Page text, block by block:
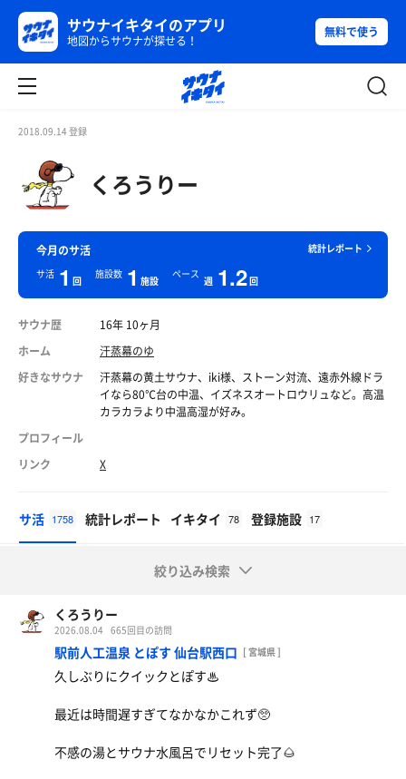
サウナイキタイのアプリ
地図からサウナが探せる！
無料で使う
2018.09.14 登録
くろうりー
統計レポート
今月のサ活
サ活 1 回
施設数 1 施設
ペース
週 1.2回
サウナ歴
16年 10ヶ月
ホーム
汗蒸幕のゆ
好きなサウナ
汗蒸幕の黄土サウナ、iki様、ストーン対流、遠赤外線ドラ
イなら80℃台の中温、イズネスオートロウリュなど。高温
カラカラより中温高湿が好み。
プロフィール
リンク
X
サ活 1758 統計レポート イキタイ 78 登録施設 17
絞り込み検索
くろうりー
2026.08.04 665回目の訪問
駅前人工温泉 とぽす 仙台駅西口 [ 宮城県 ]
久しぶりにクイックとぽす♨
最近は時間遅すぎてなかなかこれず🥺
不感の湯とサウナ水風呂でリセット完了🌰